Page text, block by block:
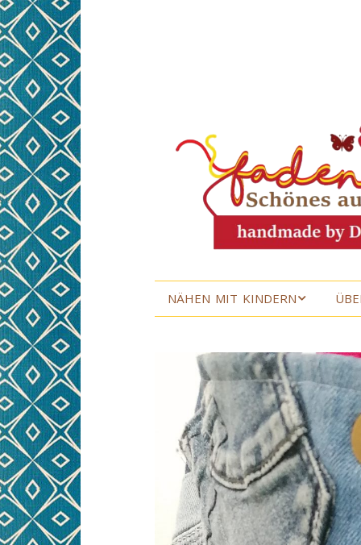
NÄHEN MIT KINDERN
NÄHWORKSHOPS FÜR
KINDER
KINDERGEBURTSTAG